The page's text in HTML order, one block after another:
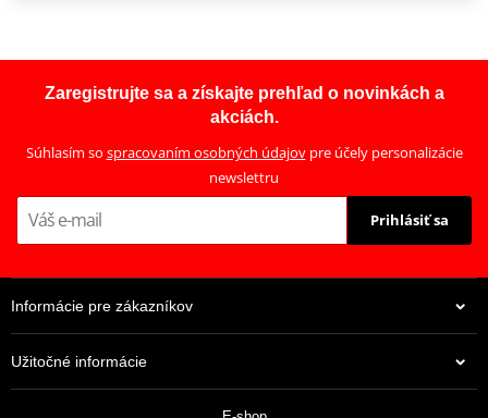
Zaregistrujte sa a získajte prehľad o novinkách a
akciách.
Súhlasím so spracovaním osobných údajovpre účely personalizácie
newslettru
Prihlásiť sa
Informácie pre zákazníkov
Užitočné informácie